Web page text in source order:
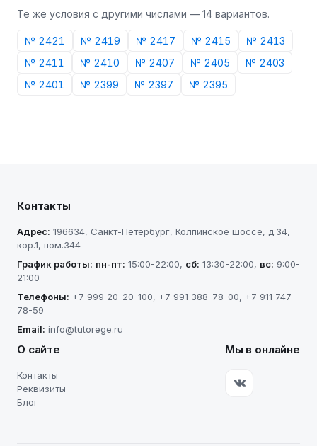
Те же условия с другими числами — 14 вариантов.
№ 2421 № 2419 № 2417 № 2415 № 2413
№ 2411 № 2410 № 2407 № 2405 № 2403
№ 2401 № 2399 № 2397 № 2395
Контакты
Адрес: 196634, Санкт-Петербург, Колпинское шоссе, д.34,
кор.1, пом.344
График работы: пн-пт: 15:00-22:00, сб: 13:30-22:00, вс: 9:00-
21:00
Телефоны: +7 999 20-20-100, +7 991 388-78-00, +7 911 747-
78-59
Email: info@tutorege.ru
О сайте
Контакты
Реквизиты
Блог
Мы в онлайне